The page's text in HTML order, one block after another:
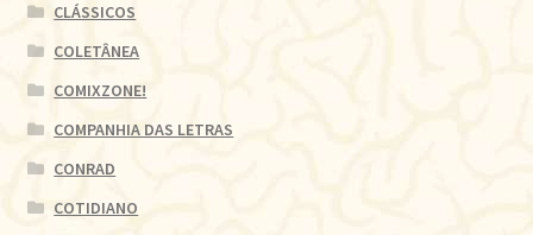
CLÁSSICOS
COLETÂNEA
COMIXZONE!
COMPANHIA DAS LETRAS
CONRAD
COTIDIANO